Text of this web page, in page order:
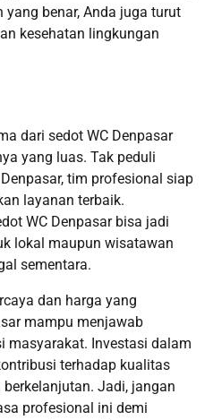
benar, Anda juga turut
kesehatan lingkungan
dari sedot WC Denpasar
yang luas. Tak peduli
tim profesional siap
layanan terbaik.
WC Denpasar bisa jadi
lokal maupun wisatawan
sementara.
dan harga yang
mampu menjawab
masyarakat. Investasi dalam
terhadap kualitas
Jadi, jangan
profesional ini demi